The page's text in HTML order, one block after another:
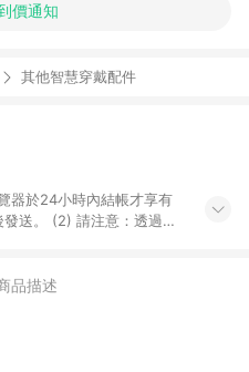
價通知
其他智慧穿戴配件
器於24小時內結帳才享有
：透過
品描述